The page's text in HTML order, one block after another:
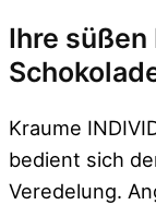
Ihre
Kraume
bedient sich
Veredelung.